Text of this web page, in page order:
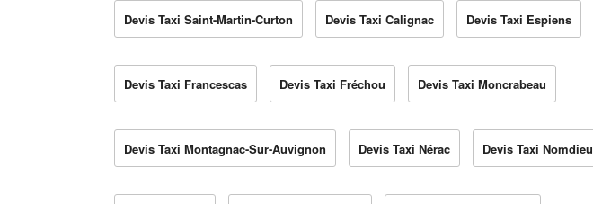
Devis Taxi Saint-Martin-Curton Devis Taxi Calignac Devis Taxi Espiens
Devis Taxi Francescas Devis Taxi Fréchou Devis Taxi Moncrabeau
Devis Taxi Montagnac-Sur-Auvignon Devis Taxi Nérac Devis Taxi Nomdieu